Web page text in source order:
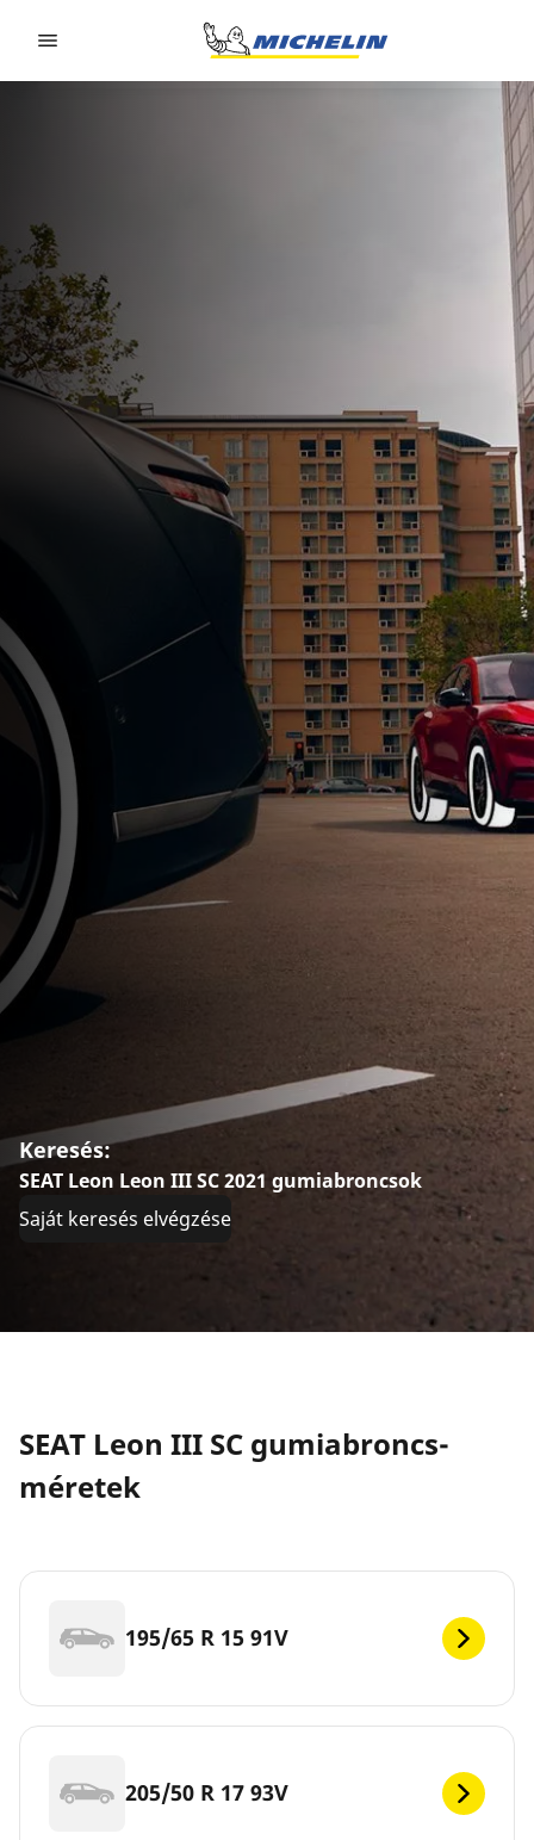
Keresés:
SEAT Leon Leon III SC 2021 gumiabroncsok
Saját keresés elvégzése
SEAT Leon III SC gumiabroncs-
méretek
195/65 R 15 91V
205/50 R 17 93V